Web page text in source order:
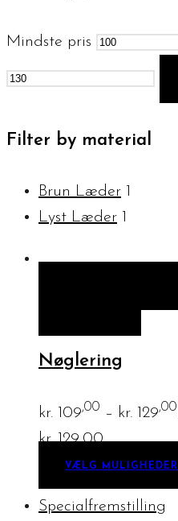
Mindste pris
Filter by material
Brun Læder 1
Lyst Læder 1
Nøglering
kr. 109,00 – kr. 129,00
kr. 129,00
VÆLG MULIGHEDER
Specialfremstilling